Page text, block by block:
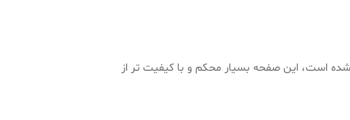
است، این صفحه بسیار محکم و با کیفیت تر از